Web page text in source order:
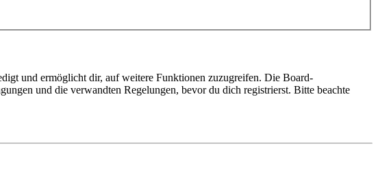
und ermöglicht dir, auf weitere Funktionen zuzugreifen. Die Board-
und die verwandten Regelungen, bevor du dich registrierst. Bitte beachte